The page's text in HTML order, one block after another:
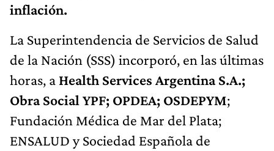
inflación.
La Superintendencia de Servicios de Salud
de la Nación (SSS) incorporó, en las últimas
horas, a Health Services Argentina S.A.;
Obra Social YPF; OPDEA; OSDEPYM;
Fundación Médica de Mar del Plata;
ENSALUD y Sociedad Española de